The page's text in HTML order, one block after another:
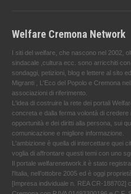
Welfare Cremona Network
I siti del welfare, che nascono nel 2002,
sindacale ,cultura ecc. sono arricchiti
sondaggi, petizioni, blog e lettere al sito
Migranti , L'Eco del Popolo e Cremona
associazioni di riferimento.
L'idea di costruire la rete dei portali
concreta e dalla ferma volontà di credere
opportunità e dei diritti alla persona, sui
comunicazione e migliore informazione.
L'ambizione è quella di intercettare quei
voglia di affrontare questi temi con uno
Il portale welfarenetwork.it è stato
l'Italia, nell’ottobre 2005 ed è oggi
[Impresa individuale n. REA CR-188702]